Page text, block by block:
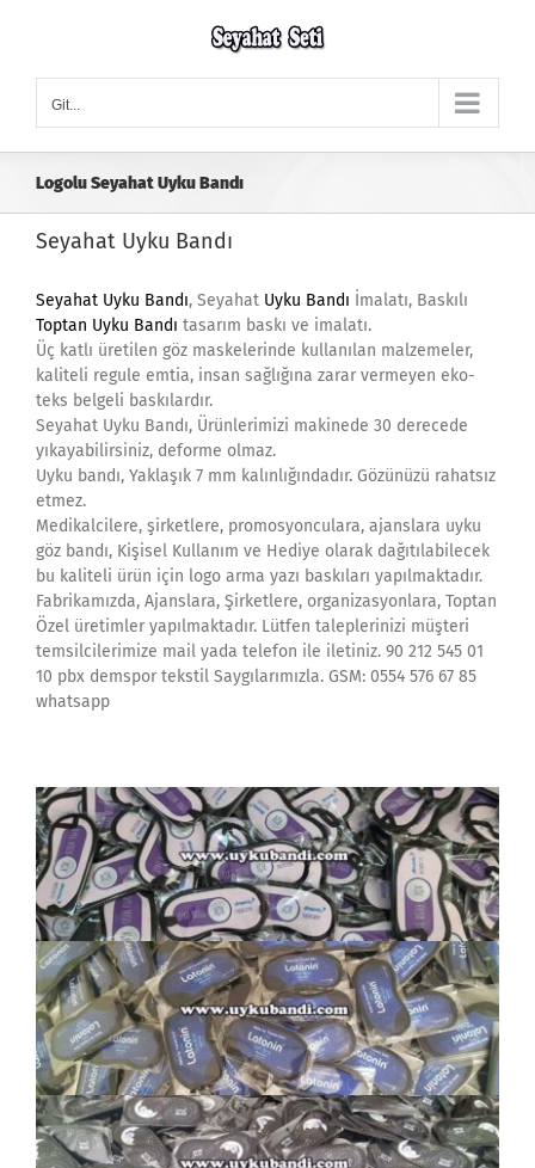
Git...
Logolu Seyahat Uyku Bandı
Seyahat Uyku Bandı
Seyahat Uyku Bandı, Seyahat Uyku Bandı İmalatı, Baskılı
Toptan Uyku Bandı tasarım baskı ve imalatı.
Üç katlı üretilen göz maskelerinde kullanılan malzemeler,
kaliteli regule emtia, insan sağlığına zarar vermeyen eko-
teks belgeli baskılardır.
Seyahat Uyku Bandı, Ürünlerimizi makinede 30 derecede
yıkayabilirsiniz, deforme olmaz.
Uyku bandı, Yaklaşık 7 mm kalınlığındadır. Gözünüzü rahatsız
etmez.
Medikalcilere, şirketlere, promosyonculara, ajanslara uyku
göz bandı, Kişisel Kullanım ve Hediye olarak dağıtılabilecek
bu kaliteli ürün için logo arma yazı baskıları yapılmaktadır.
Fabrikamızda, Ajanslara, Şirketlere, organizasyonlara, Toptan
Özel üretimler yapılmaktadır. Lütfen taleplerinizi müşteri
temsilcilerimize mail yada telefon ile iletiniz. 90 212 545 01
10 pbx demspor tekstil Saygılarımızla. GSM: 0554 576 67 85
whatsapp